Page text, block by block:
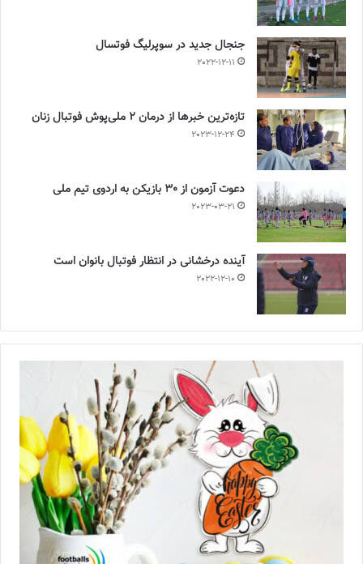
جنجال جدید در سوپرلیگ فوتسال
2022-12-11
تازه‌ترین خبرها از درمان ۲ ملی‌پوش فوتبال زنان
2023-12-24
دعوت آزمون از 30 بازیکن به اردوی تیم ملی
2023-03-21
آینده درخشانی در انتظار فوتبال بانوان است
2022-12-10